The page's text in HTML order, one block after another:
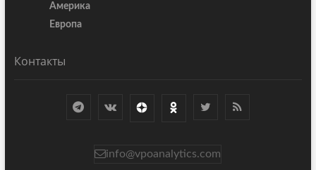
Америка
Европа
Контакты
info@vpoanalytics.com